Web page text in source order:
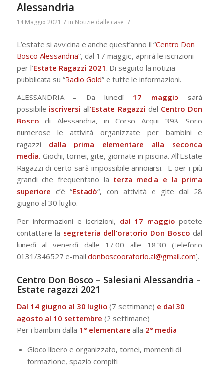
Alessandria
14 Maggio 2021 / in Notizie dalle case /
L’estate si avvicina e anche quest’anno il “Centro Don
Bosco Alessandria“, dal 17 maggio, aprirà le iscrizioni
per l’Estate Ragazzi 2021 . Di seguito la notizia
pubblicata su “Radio Gold” e tutte le informazioni.
ALESSANDRIA – Da lunedì 17 maggio sarà
possibile iscriversi all’Estate Ragazzi del Centro Don
Bosco di Alessandria, in Corso Acqui 398. Sono
numerose le attività organizzate per bambini e
ragazzi dalla prima elementare alla seconda
media. Giochi, tornei, gite, giornate in piscina. All’Estate
Ragazzi di certo sarà impossibile annoiarsi. E per i più
grandi che frequentano la terza media e la prima
superiore c’è “Estadò“, con attività e gite dal 28
giugno al 30 luglio.
Per informazioni e iscrizioni, dal 17 maggio potete
contattare la segreteria dell’oratorio Don Bosco dal
lunedì al venerdì dalle 17.00 alle 18.30 (telefono
0131/346527 e-mail donboscooratorio.al@gmail.com).
Centro Don Bosco – Salesiani Alessandria –
Estate ragazzi 2021
Dal 14 giugno al 30 luglio (7 settimane) e dal 30
agosto al 10 settembre (2 settimane)
Per i bambini dalla 1° elementare alla 2° media
Gioco libero e organizzato, tornei, momenti di
formazione, spazio compiti